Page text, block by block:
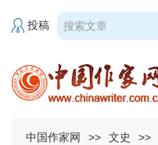
投稿
中国作家网 >> 文史 >>